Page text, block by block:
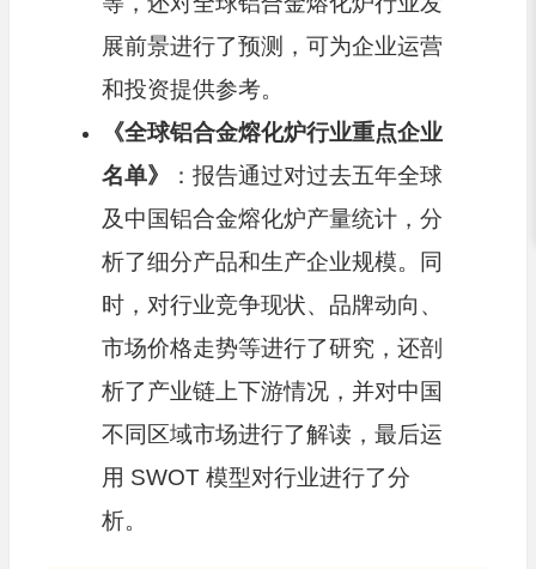
展前景进行了预测，可为企业运营
和投资提供参考。
《全球铝合金熔化炉行业重点企业
名单》
：报告通过对过去五年全球
及中国铝合金熔化炉产量统计，分
析了细分产品和生产企业规模。同
时，对行业竞争现状、品牌动向、
市场价格走势等进行了研究，还剖
析了产业链上下游情况，并对中国
不同区域市场进行了解读，最后运
用 SWOT 模型对行业进行了分
析。